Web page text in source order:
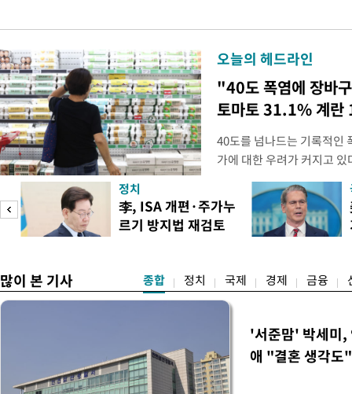
오늘의 헤드라인
"40도 폭염에 장바
토마토 31.1% 계란
40도를 넘나드는 기록적인
가에 대한 우려가 커지고
농작물 생육과 가축 생산
할 수 있기 때문이다. 현재
르기보다는 품목별로 희비
·수박·계란 등은 지난해보
정치
李, ISA 개편·주가누
르기 방지법 재검토
많이 본 기사 종합 정치 국제 경제 금융
'서준맘' 박세미,
애 "결혼 생각도"